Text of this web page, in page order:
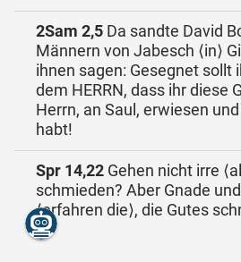
2Sam 2,5 Da sandte David
Männern von Jabesch ⟨in⟩
ihnen sagen: Gesegnet sollt
dem HERRN, dass ihr diese
Herrn, an Saul, erwiesen
habt!
Spr 14,22 Gehen nicht irre
schmieden? Aber Gnade
⟨erfahren die⟩, die Gutes